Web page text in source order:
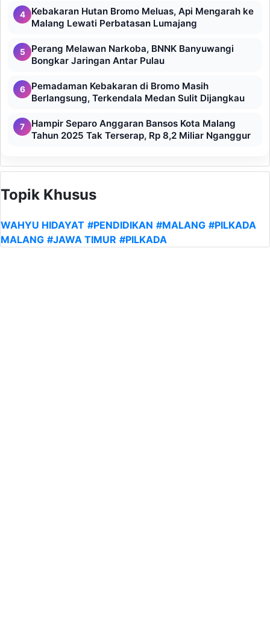
4
Kebakaran Hutan Bromo Meluas, Api Mengarah ke
Malang Lewati Perbatasan Lumajang
5
Perang Melawan Narkoba, BNNK Banyuwangi
Bongkar Jaringan Antar Pulau
6
Pemadaman Kebakaran di Bromo Masih
Berlangsung, Terkendala Medan Sulit Dijangkau
7
Hampir Separo Anggaran Bansos Kota Malang
Tahun 2025 Tak Terserap, Rp 8,2 Miliar Nganggur
Topik Khusus
WAHYU HIDAYAT #PENDIDIKAN #MALANG #PILKADA
MALANG #JAWA TIMUR #PILKADA